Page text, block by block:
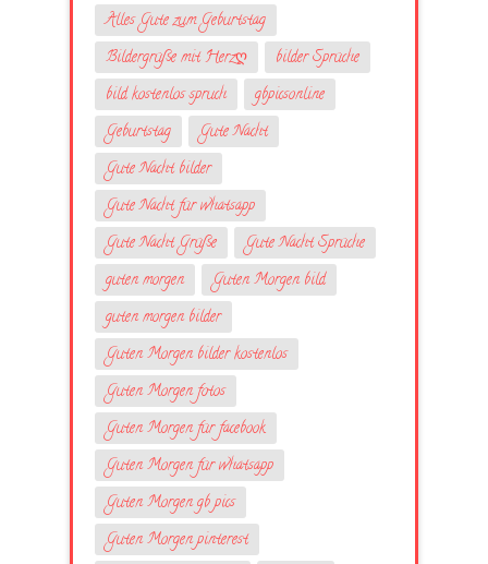
Alles Gute zum Geburtstag
Bildergrüße mit Herzღ
bilder Sprüche
bild kostenlos spruch
gbpicsonline
Geburtstag
Gute Nacht
Gute Nacht bilder
Gute Nacht für whatsapp
Gute Nacht Grüße
Gute Nacht Sprüche
guten morgen
Guten Morgen bild
guten morgen bilder
Guten Morgen bilder kostenlos
Guten Morgen fotos
Guten Morgen für facebook
Guten Morgen für whatsapp
Guten Morgen gb pics
Guten Morgen pinterest